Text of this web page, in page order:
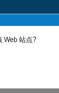
Web 站点?